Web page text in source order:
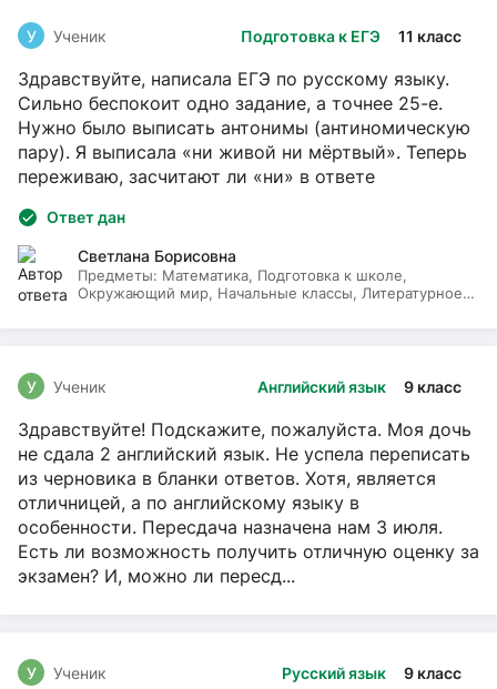
Подготовка к ЕГЭ 11 класс
У Ученик
Здравствуйте, написала ЕГЭ по русскому языку.
Сильно беспокоит одно задание, а точнее 25-е.
Нужно было выписать антонимы (антиномическую
пару). Я выписала «ни живой ни мёртвый». Теперь
переживаю, засчитают ли «ни» в ответе
Ответ дан
Светлана Борисовна
Предметы: Математика, Подготовка к школе,
Окружающий мир, Начальные классы, Литературное
Английский язык 9 класс
У Ученик
Здравствуйте! Подскажите, пожалуйста. Моя дочь
не сдала 2 английский язык. Не успела переписать
из черновика в бланки ответов. Хотя, является
отличницей, а по английскому языку в
особенности. Пересдача назначена нам 3 июля.
Есть ли возможность получить отличную оценку за
экзамен? И, можно ли пересд...
Русский язык 9 класс
У Ученик